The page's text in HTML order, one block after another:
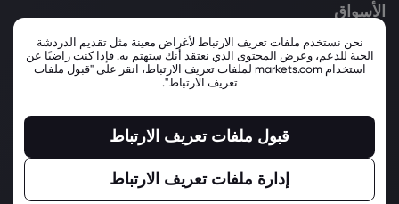
الأسواق
الفوركس
الأسهم
السلع
مؤشرات الأسهم
صناديق تداول البورصة
التداول
أدوات التداول
نحن نستخدم ملفات تعريف الارتباط لأغراض معينة مثل تقديم الدردشة
الحية للدعم، وعرض المحتوى الذي نعتقد أنك ستهتم به. فإذا كنت راضيًا عن
استخدام markets.com لملفات تعريف الارتباط، انقر على "قبول ملفات
تعريف الارتباط".
قبول ملفات تعريف الارتباط
إدارة ملفات تعريف الارتباط